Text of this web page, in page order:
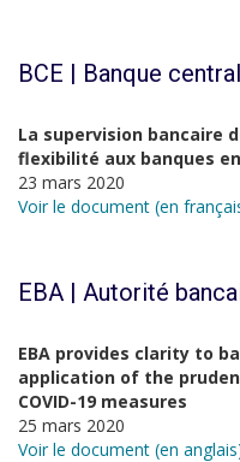
BCE | Banque
La supervision bancaire
flexibilité aux banques
23 mars 2020
Voir le document (en
EBA | Autorité
EBA provides clarity to
application of the
COVID-19 measures
25 mars 2020
Voir le document (en